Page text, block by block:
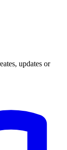
updates or